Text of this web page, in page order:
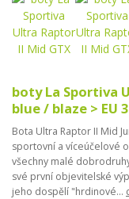
boty La Sportiva
blue / blaze > EU
Bota Ultra Raptor II Mid
sportovní a víceúčelové
všechny malé
své první objevitelské
jeho dospělí "hrdinové...